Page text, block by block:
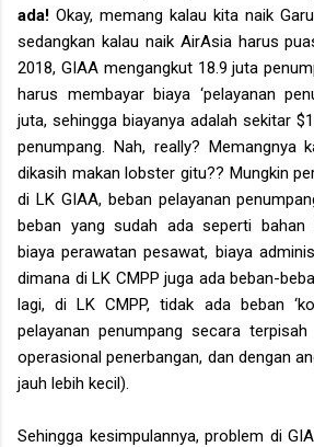
ada! Okay, memang kalau kita naik
sedangkan kalau naik AirAsia harus
2018, GIAA mengangkut 18.9 juta
harus membayar biaya ‘pelayanan
juta, sehingga biayanya adalah sekitar
penumpang. Nah, really? Memangnya
dikasih makan lobster gitu?? Mungkin
di LK GIAA, beban pelayanan
beban yang sudah ada seperti bahan
biaya perawatan pesawat, biaya
dimana di LK CMPP juga ada beban-
lagi, di LK CMPP, tidak ada beban
pelayanan penumpang secara
operasional penerbangan, dan dengan
jauh lebih kecil).
Sehingga kesimpulannya, problem di